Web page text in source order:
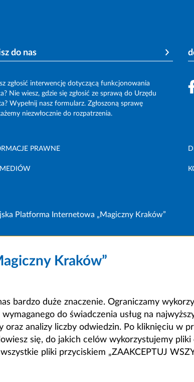
do nas
zgłosić interwencję dotyczącą funkcjonowania
Nie wiesz, gdzie się zgłosić ze sprawą do Urzędu
Wypełnij nasz formularz. Zgłoszoną sprawę
niezwłocznie do rozpatrzenia.
PRAWNE
Platforma Internetowa „Magiczny Kraków”
Kraków”
bardzo duże znaczenie. Ograniczamy
do świadczenia usług na
analizy liczby odwiedzin. Po kliknięciu w
się, do jakich celów wykorzystujemy pliki
pliki przyciskiem „ZAAKCEPTUJ